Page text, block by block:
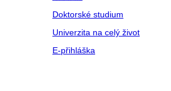
Doktorské studium
Univerzita na celý život
E-přihláška